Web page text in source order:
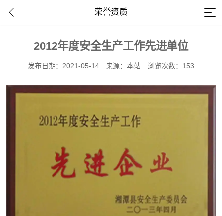
荣誉资质
2012年度安全生产工作先进单位
发布日期：2021-05-14 来源：本站 浏览次数：153